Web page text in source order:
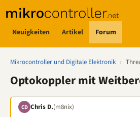
Neuigkeiten Artikel Forum
Mikrocontroller und Digitale Elektronik ›
Optokoppler mit
CD Chris D.(m8nix)